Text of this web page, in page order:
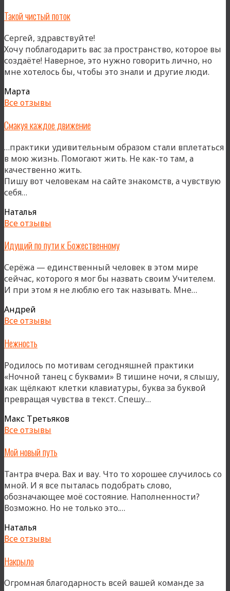
Такой чистый поток
Сергей, здравствуйте!
Хочу поблагодарить вас за пространство, которое вы
создаёте! Наверное, это нужно говорить лично, но
мне хотелось бы, чтобы это знали и другие люди.
Марта
Все отзывы
Смакуя каждое движение
…практики удивительным образом стали вплетаться
в мою жизнь. Помогают жить. Не как-то там, а
качественно жить.
Пишу вот человекам на сайте знакомств, а чувствую
себя…
движение»
Наталья
Все отзывы
Идущий по пути к Божественному
Серёжа — единственный человек в этом мире
сейчас, которого я мог бы назвать своим Учителем.
И при этом я не люблю его так называть. Мне…
Андрей
Все отзывы
Нежность
Родилось по мотивам сегодняшней практики
«Ночной танец с буквами» В тишине ночи, я слышу,
как щёлкают клетки клавиатуры, буква за буквой
превращая чувства в текст. Спешу…
Макс Третьяков
Все отзывы
Мой новый путь
Тантра вчера. Вах и вау. Что то хорошее случилось со
мной. И я все пыталась подобрать слово,
обозначающее моё состояние. Наполненности?
Возможно. Но не только это.…
Наталья
Все отзывы
Накрыло
Огромная благодарность всей вашей команде за